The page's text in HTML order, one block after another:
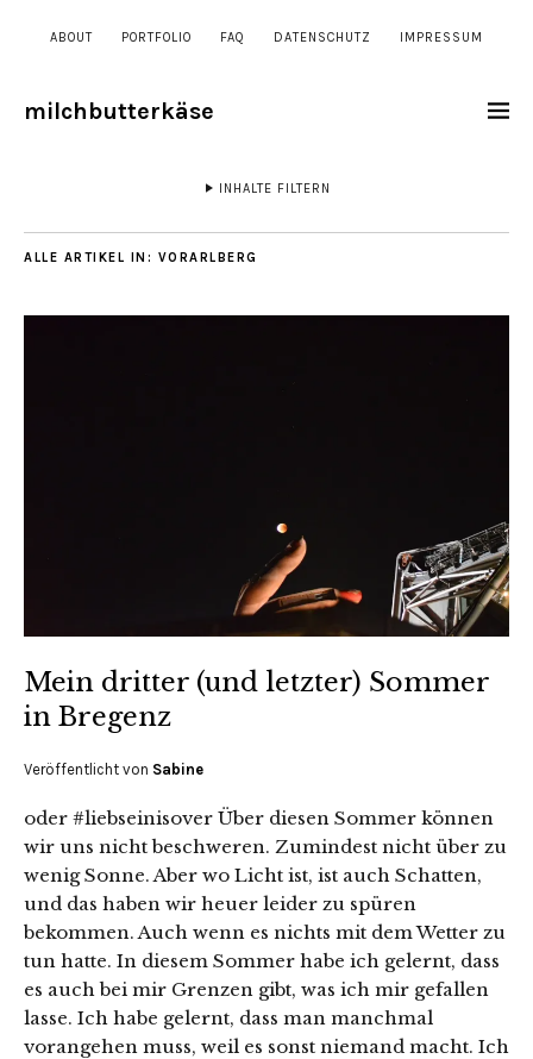
ABOUT PORTFOLIO FAQ DATENSCHUTZ IMPRESSUM
milchbutterkäse
INHALTE FILTERN
ALLE ARTIKEL IN: VORARLBERG
Mein dritter (und letzter) Sommer
in Bregenz
Veröffentlicht von Sabine
oder #liebseinisover Über diesen Sommer können
wir uns nicht beschweren. Zumindest nicht über zu
wenig Sonne. Aber wo Licht ist, ist auch Schatten,
und das haben wir heuer leider zu spüren
bekommen. Auch wenn es nichts mit dem Wetter zu
tun hatte. In diesem Sommer habe ich gelernt, dass
es auch bei mir Grenzen gibt, was ich mir gefallen
lasse. Ich habe gelernt, dass man manchmal
vorangehen muss, weil es sonst niemand macht. Ich